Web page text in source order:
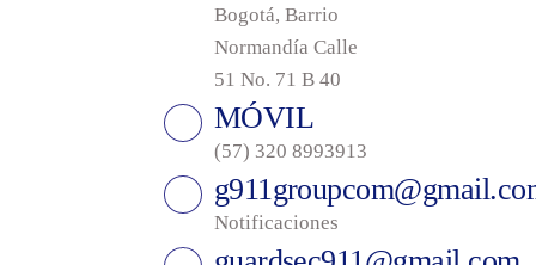
Bogotá, Barrio
Normandía Calle
51 No. 71 B 40
MÓVIL
(57) 320 8993913
Notificaciones